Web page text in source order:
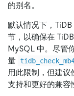
的别名。
默认情况下，TiDB
节，以确保在
MySQL 中。尽管
量
用此限制，但建议
支持和更好的兼容